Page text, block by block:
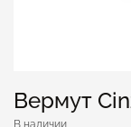
Вермут
В наличии